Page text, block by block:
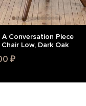
A Conversation Piece
Low, Dark Oak
₽